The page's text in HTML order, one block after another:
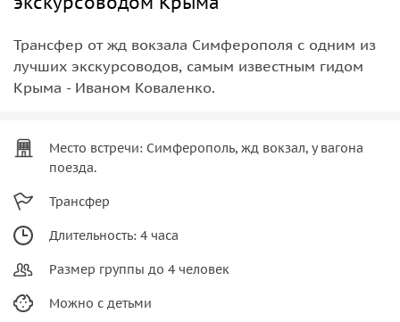
Трансфер от жд вокзала Симферополя с одним из
лучших экскурсоводов, самым известным гидом
Крыма - Иваном Коваленко.
Место встречи: Симферополь, жд вокзал, у вагона
поезда.
Трансфер
Длительность: 4 часа
Размер группы до 4 человек
Можно с детьми